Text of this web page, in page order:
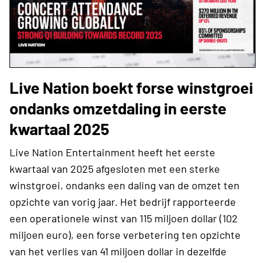
Live Nation boekt forse winstgroei
ondanks omzetdaling in eerste
kwartaal 2025
Live Nation Entertainment heeft het eerste
kwartaal van 2025 afgesloten met een sterke
winstgroei, ondanks een daling van de omzet ten
opzichte van vorig jaar. Het bedrijf rapporteerde
een operationele winst van 115 miljoen dollar (102
miljoen euro), een forse verbetering ten opzichte
van het verlies van 41 miljoen dollar in dezelfde